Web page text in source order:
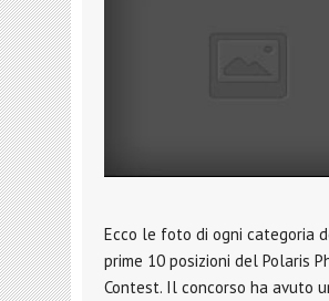
Ecco le foto di ogni categoria
prime 10 posizioni del Polaris
Contest. Il concorso ha avuto